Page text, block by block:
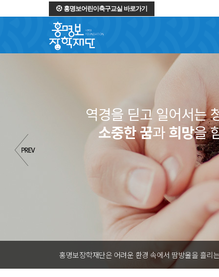
홍명보어린이축구교실 바로가기
역경을 딛고 일어서는
소중한 꿈과희망을
홍명보장학재단은 어려운 환경 속에서 땀방울을 흘리